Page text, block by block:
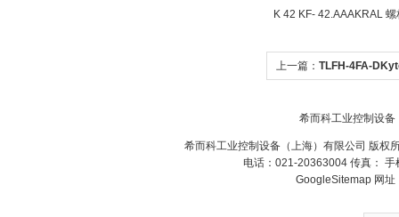
K 42 KF- 42.AAAKRAL
上一篇： TLFH-4FA-
希而科工业控制设
希而科工业控制设备（上海）有限公司 版权
电话：021-20363004 传真：
GoogleSitemap 网